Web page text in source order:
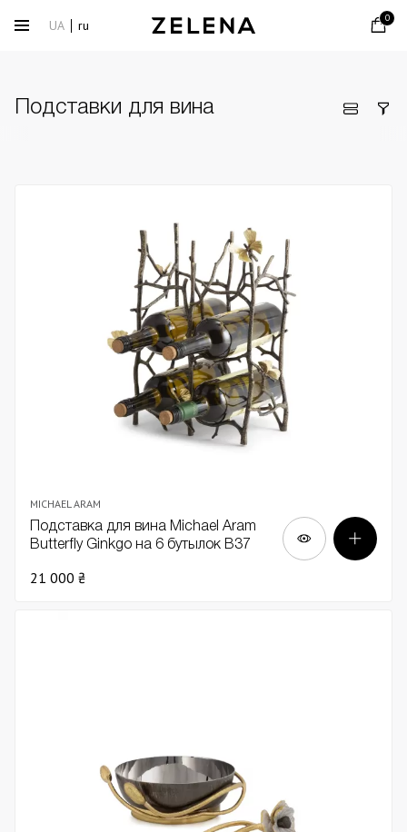
UA ru 0
Подставки для вина
MICHAEL ARAM
Подставка для вина Michael Aram
Butterfly Ginkgo на 6 бутылок В37
21 000 ₴